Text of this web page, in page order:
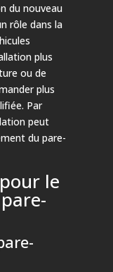
du nouveau
rôle dans la
plus
ou de
plus
Par
peut
du pare-
le